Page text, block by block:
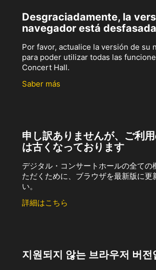
Desgraciadamente, la
navegador está desfasada
Por favor, actualice la versión de su
para poder utilizar todas las
Concert Hall.
Saber más
申し訳ありませんが、ご利
は古くなっております
デジタル・コンサートホールの全ての
ただくために、ブラウザを最新版に更
い。
詳細はこちら
지원되지 않는 브라우저 버전